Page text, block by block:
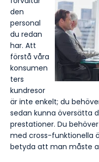
den
personal
du redan
har. Att
förstå våra
konsumen
ters
kundresor
är inte enkelt; du
sedan kunna översätta
prestationer. Du
med cross-funktionella
betyda att man måste